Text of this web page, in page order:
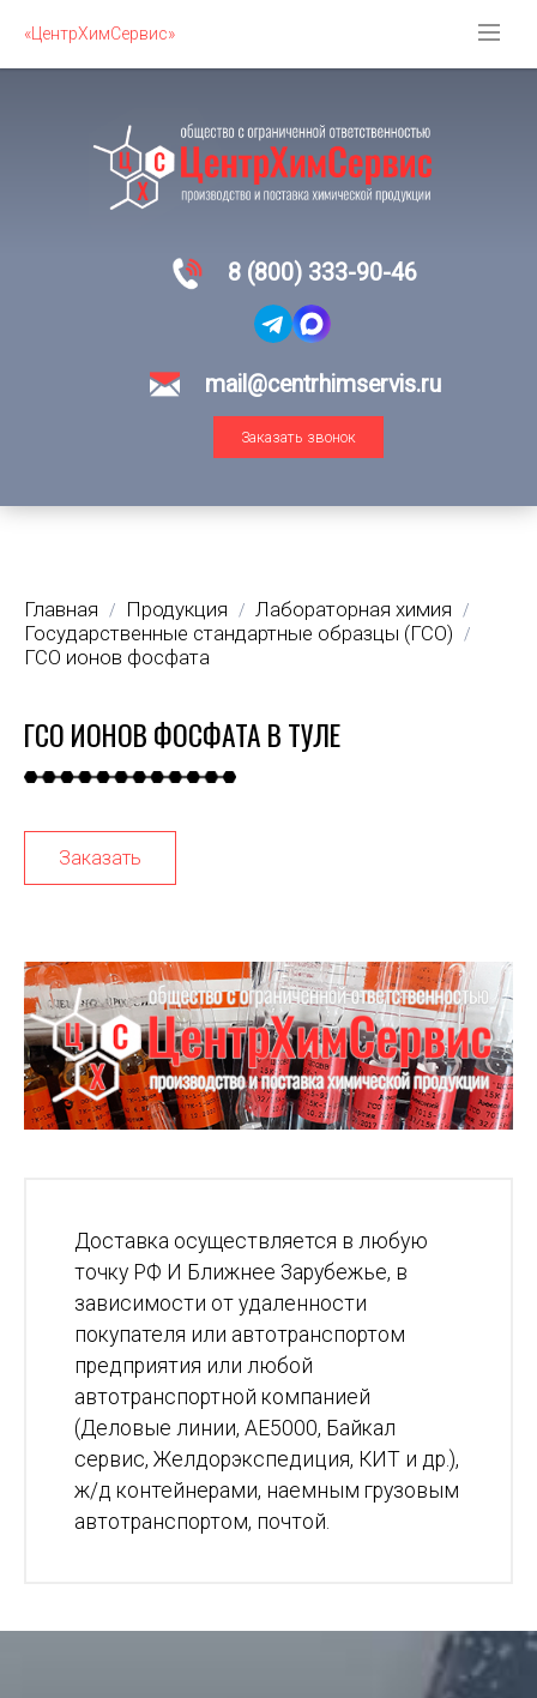
«ЦентрХимСервис»
8 (800) 333-90-46
mail@centrhimservis.ru
Заказать звонок
Главная / Продукция / Лабораторная химия /
Государственные стандартные образцы (ГСО) /
ГСО ионов фосфата
ГСО ИОНОВ ФОСФАТА В ТУЛЕ
Заказать
Доставка осуществляется в любую
точку РФ И Ближнее Зарубежье, в
зависимости от удаленности
покупателя или автотранспортом
предприятия или любой
автотранспортной компанией
(Деловые линии, АЕ5000, Байкал
сервис, Желдорэкспедиция, КИТ и др.),
ж/д контейнерами, наемным грузовым
автотранспортом, почтой.